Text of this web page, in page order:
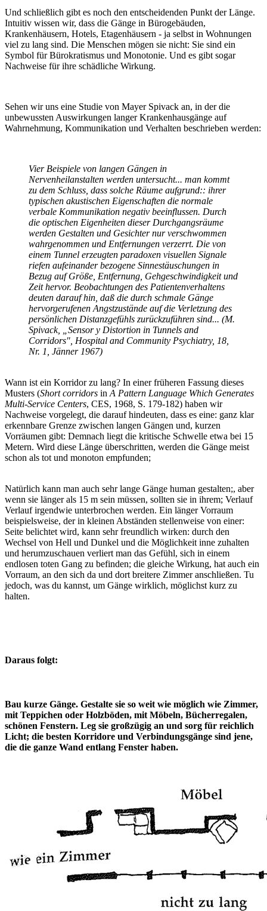
Und schließlich gibt es noch den entscheidenden Punkt der Länge.
Intuitiv wissen wir, dass die Gänge in Bürogebäuden,
Krankenhäusern, Hotels, Etagenhäusern - ja selbst in Wohnungen
viel zu lang sind. Die Menschen mögen sie nicht: Sie sind ein
Symbol für Bürokratismus und Monotonie. Und es gibt sogar
Nachweise für ihre schädliche Wirkung.
Sehen wir uns eine Studie von Mayer Spivack an, in der die
unbewussten Auswirkungen langer Krankenhausgänge auf
Wahrnehmung, Kommunikation und Verhalten beschrieben werden:
Vier Beispiele von langen Gängen in
Nervenheilanstalten werden untersucht... man kommt
zu dem Schluss, dass solche Räume aufgrund:: ihrer
typischen akustischen Eigenschaften die normale
verbale Kommunikation negativ beeinflussen. Durch
die optischen Eigenheiten dieser Durchgangsräume
werden Gestalten und Gesichter nur verschwommen
wahrgenommen und Entfernungen verzerrt. Die von
einem Tunnel erzeugten paradoxen visuellen Signale
riefen aufeinander bezogene Sinnestäuschungen in
Bezug auf Größe, Entfernung, Gehgeschwindigkeit und
Zeit hervor. Beobachtungen des Patientenverhaltens
deuten darauf hin, daß die durch schmale Gänge
hervorgerufenen Angstzustände auf die Verletzung des
persönlichen Distanzgefühls zurückzuführen sind... (M.
Spivack, „Sensor y Distortion in Tunnels and
Corridors", Hospital and Community Psychiatry, 18,
Nr. 1, Jänner 1967)
Wann ist ein Korridor zu lang? In einer früheren Fassung dieses
Musters (Short corridors in A Pattern Language Which Generates
Multi-Service Centers, CES, 1968, S. 179-182) haben wir
Nachweise vorgelegt, die darauf hindeuten, dass es eine: ganz klar
erkennbare Grenze zwischen langen Gängen und, kurzen
Vorräumen gibt: Demnach liegt die kritische Schwelle etwa bei 15
Metern. Wird diese Länge überschritten, werden die Gänge meist
schon als tot und monoton empfunden;
Natürlich kann man auch sehr lange Gänge human gestalten;, aber
wenn sie länger als 15 m sein müssen, sollten sie in ihrem; Verlauf
Verlauf irgendwie unterbrochen werden. Ein länger Vorraum
beispielsweise, der in kleinen Abständen stellenweise von einer:
Seite belichtet wird, kann sehr freundlich wirken: durch den
Wechsel von Hell und Dunkel und die Möglichkeit inne zuhalten
und herumzuschauen verliert man das Gefühl, sich in einem
endlosen toten Gang zu befinden; die gleiche Wirkung, hat auch ein
Vorraum, an den sich da und dort breitere Zimmer anschließen. Tu
jedoch, was du kannst, um Gänge wirklich, möglichst kurz zu
halten.
Daraus folgt:
Bau kurze Gänge. Gestalte sie so weit wie möglich wie Zimmer,
mit Teppichen oder Holzböden, mit Möbeln, Bücherregalen,
schönen Fenstern. Leg sie großzügig an und sorg für reichlich
Licht; die besten Korridore und Verbindungsgänge sind jene,
die die ganze Wand entlang Fenster haben.